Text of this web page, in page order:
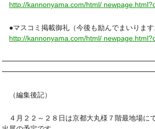
http://kannonyama.com/html/
●マスコミ掲載御礼（今後も励んでまいります
http://kannonyama.com/html/
（編集後記）
４月２２～２８日は京都大丸様７階最地場に